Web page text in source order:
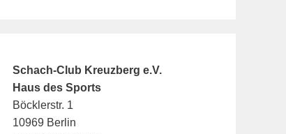
Schach-Club Kreuzberg e.V.
Haus des Sports
Böcklerstr. 1
10969 Berlin